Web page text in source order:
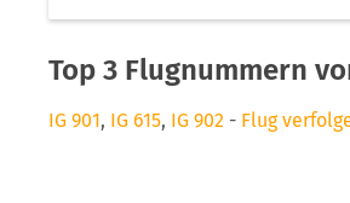
Top 3 Flugnummern
IG 901, IG 615, IG 902 - Flug